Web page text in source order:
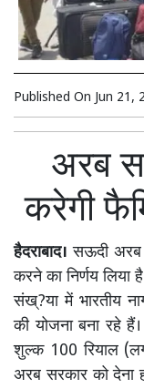
Published On Jun 21,
अरब
करेगी
हैदराबाद। सऊदी अरब
करने का निर्णय
संख्?या में भारतीय
की योजना बना रहे
शुल्क 100 रियाल
अरब सरकार को देना